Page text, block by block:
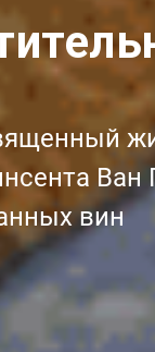
Ван
вин